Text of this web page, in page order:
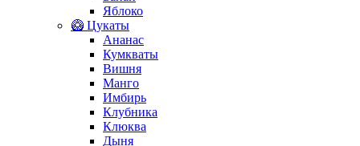
Яблоко
🥝 Цукаты
Ананас
Кумкваты
Вишня
Манго
Имбирь
Клубника
Клюква
Дыня